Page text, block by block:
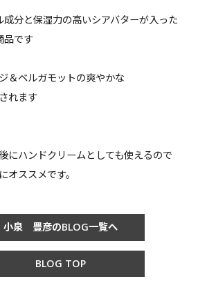
分と保湿力の高いシアバターが入った
品です
＆ベルガモットの爽やかな
れます
にハンドクリームとしても使えるので
オススメです。
小泉 豊彦のBLOG一覧へ
BLOG TOP